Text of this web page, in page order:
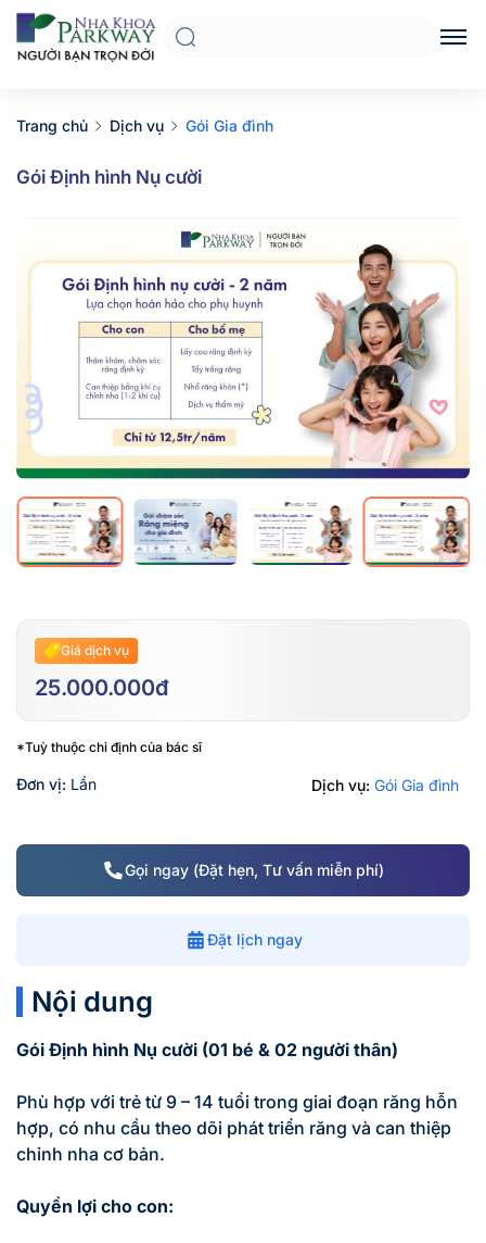
Trang chủ Dịch vụ Gói Gia đình
Gói Định hình Nụ cười
Giá dịch vụ
25.000.000đ
*Tuỳ thuộc chỉ định của bác sĩ
Đơn vị: Lần Dịch vụ: Gói Gia đình
Gọi ngay (Đặt hẹn, Tư vấn miễn phí)
Đặt lịch ngay
Nội dung
Gói Định hình Nụ cười (01 bé & 02 người thân)
Phù hợp với trẻ từ 9 – 14 tuổi trong giai đoạn răng hỗn
hợp, có nhu cầu theo dõi phát triển răng và can thiệp
chỉnh nha cơ bản.
Quyền lợi cho con: